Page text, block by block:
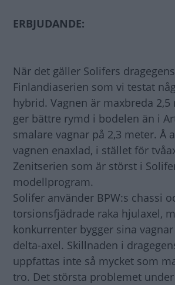
ERBJUDANDE:
När det gäller Solifers
Finlandiaserien som vi testat
hybrid. Vagnen är maxbreda 2,5
ger bättre rymd i bodelen än i
smalare vagnar på 2,3 meter. Å
vagnen enaxlad, i stället för
Zenitserien som är störst i
modellprogram.
Solifer använder BPW:s chassi
torsionsfjädrade raka hjulaxel,
konkurrenter bygger sina vagnar
delta-axel. Skillnaden i
uppfattas inte så mycket som
tro. Det största problemet